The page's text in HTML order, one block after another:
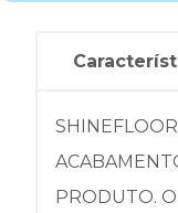
PRODUTO.